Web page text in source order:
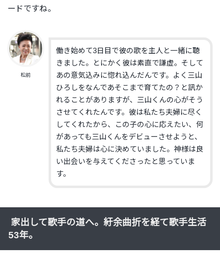
ードですね。
松前
働き始めて3日目で彼の歌を主人と一緒に聴
きました。とにかく彼は素直で謙虚。そして
あの意気込みに惚れ込んだんです。よく三山
ひろしをなんであそこまで育てたの？と訊か
れることがありますが、三山くんの心がそう
させてくれたんです。彼は私たち夫婦に尽く
してくれたから、この子の心に応えたい、何
があっても三山くんをデビューさせようと、
私たち夫婦は心に決めていました。神様は良
い出会いを与えてくださったと思っていま
す。
家出して歌手の道へ。紆余曲折を経て歌手生活
53年。